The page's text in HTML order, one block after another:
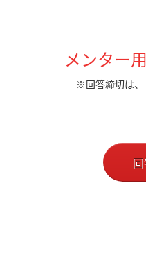
メンター
※回答締切は、